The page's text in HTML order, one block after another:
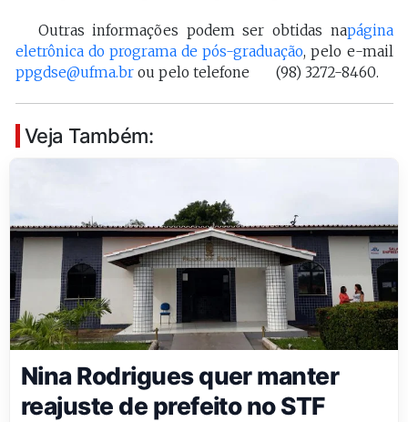
Outras informações podem ser obtidas napágina
eletrônica do programa de pós-graduação, pelo e-mail
ppgdse@ufma.brou pelo telefone (98) 3272-8460.
Veja Também:
Nina Rodrigues quer manter
reajuste de prefeito no STF